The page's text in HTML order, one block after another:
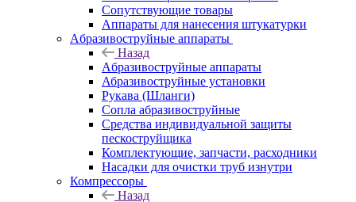
Сопутствующие товары
Аппараты для нанесения штукатурки
Aбразивоструйные аппараты
Назад
Aбразивоструйные аппараты
Абразивоструйные установки
Рукава (Шланги)
Сопла абразивоструйные
Средства индивидуальной защиты
пескоструйщика
Комплектующие, запчасти, расходники
Насадки для очистки труб изнутри
Компрессоры
Назад